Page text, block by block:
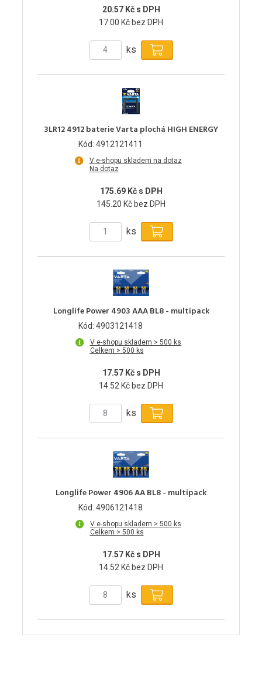
20.57 Kč s DPH
17.00 Kč bez DPH
ks
3LR12 4912 baterie Varta plochá HIGH ENERGY
Kód: 4912121411
V e-shopu skladem na dotaz
Na dotaz
175.69 Kč s DPH
145.20 Kč bez DPH
ks
Longlife Power 4903 AAA BL8 - multipack
Kód: 4903121418
V e-shopu skladem > 500 ks
Celkem > 500 ks
17.57 Kč s DPH
14.52 Kč bez DPH
ks
Longlife Power 4906 AA BL8 - multipack
Kód: 4906121418
V e-shopu skladem > 500 ks
Celkem > 500 ks
17.57 Kč s DPH
14.52 Kč bez DPH
ks